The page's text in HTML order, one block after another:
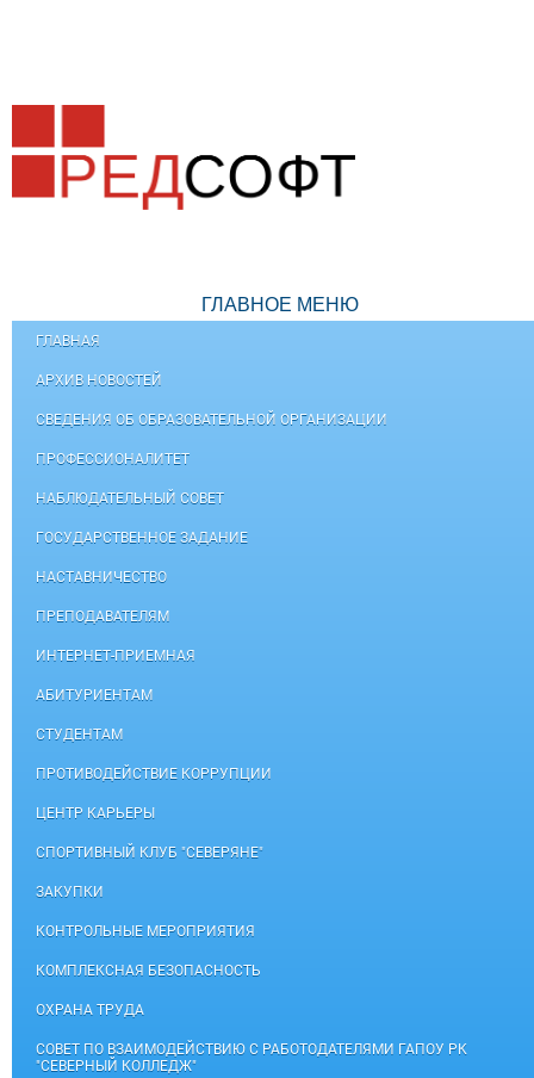
ГЛАВНОЕ МЕНЮ
ГЛАВНАЯ
АРХИВ НОВОСТЕЙ
СВЕДЕНИЯ ОБ ОБРАЗОВАТЕЛЬНОЙ ОРГАНИЗАЦИИ
ПРОФЕССИОНАЛИТЕТ
НАБЛЮДАТЕЛЬНЫЙ СОВЕТ
ГОСУДАРСТВЕННОЕ ЗАДАНИЕ
НАСТАВНИЧЕСТВО
ПРЕПОДАВАТЕЛЯМ
ИНТЕРНЕТ-ПРИЕМНАЯ
АБИТУРИЕНТАМ
СТУДЕНТАМ
ПРОТИВОДЕЙСТВИЕ КОРРУПЦИИ
ЦЕНТР КАРЬЕРЫ
СПОРТИВНЫЙ КЛУБ "СЕВЕРЯНЕ"
ЗАКУПКИ
КОНТРОЛЬНЫЕ МЕРОПРИЯТИЯ
КОМПЛЕКСНАЯ БЕЗОПАСНОСТЬ
ОХРАНА ТРУДА
СОВЕТ ПО ВЗАИМОДЕЙСТВИЮ С РАБОТОДАТЕЛЯМИ ГАПОУ РК
"СЕВЕРНЫЙ КОЛЛЕДЖ"